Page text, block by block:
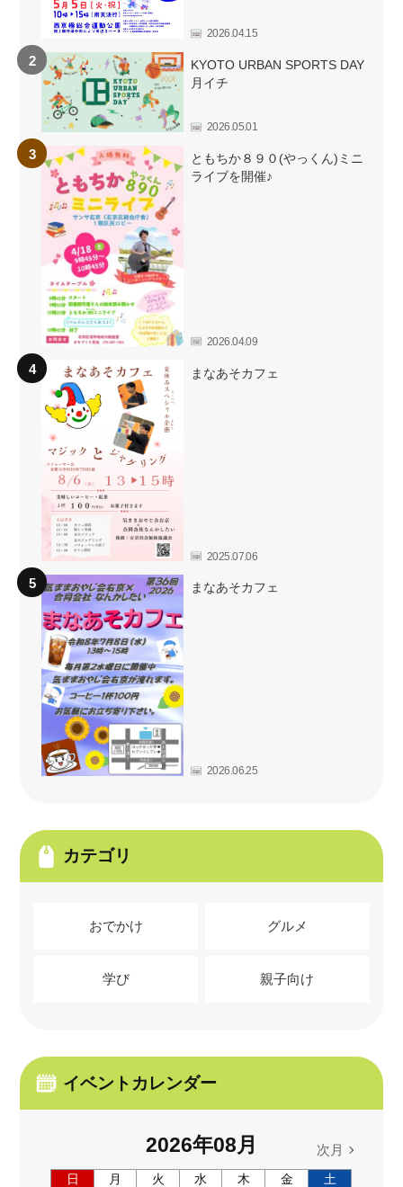
2026.04.15
KYOTO URBAN SPORTS DAY
月イチ
2026.05.01
ともちか８９０(やっくん)ミニ
ライブを開催♪
2026.04.09
まなあそカフェ
2025.07.06
まなあそカフェ
2026.06.25
カテゴリ
おでかけ グルメ
学び 親子向け
イベントカレンダー
2026年08 月 次月
日 月 火 水 木 金 土